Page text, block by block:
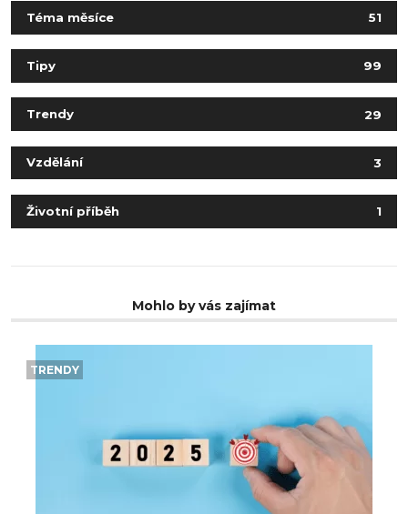
Téma měsíce 51
Tipy 99
Trendy 29
Vzdělání 3
Životní příběh 1
Mohlo by vás zajímat
TRENDY